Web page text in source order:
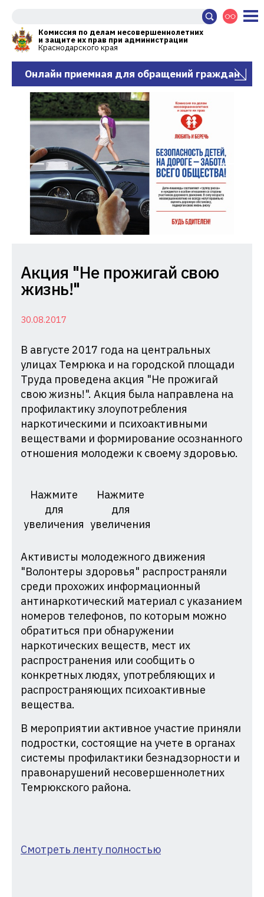
Комиссия по делам несовершеннолетних
и защите их прав при администрации
Краснодарского края
Онлайн приемная для обращений граждан
Комиссия
по
несовершеннолетних
защите
их
прав
при
Администрации
Краснодарского
края
Акция "Не прожигай свою
жизнь!"
30.08.2017
В августе 2017 года на центральных
улицах Темрюка и на городской площади
Труда проведена акция "Не прожигай
свою жизнь!". Акция была направлена на
профилактику злоупотребления
наркотическими и психоактивными
веществами и формирование осознанного
отношения молодежи к своему здоровью.
Нажмите
для
увеличения
Нажмите
для
увеличения
Активисты молодежного движения
"Волонтеры здоровья" распространяли
среди прохожих информационный
антинаркотический материал с указанием
номеров телефонов, по которым можно
обратиться при обнаружении
наркотических веществ, мест их
распространения или сообщить о
конкретных людях, употребляющих и
распространяющих психоактивные
вещества.
В мероприятии активное участие приняли
подростки, состоящие на учете в органах
системы профилактики безнадзорности и
правонарушений несовершеннолетних
Темрюкского района.
Смотреть ленту полностью